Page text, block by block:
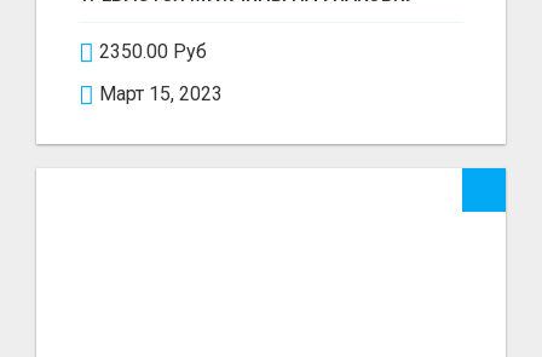
2350.00 Руб
Март 15, 2023